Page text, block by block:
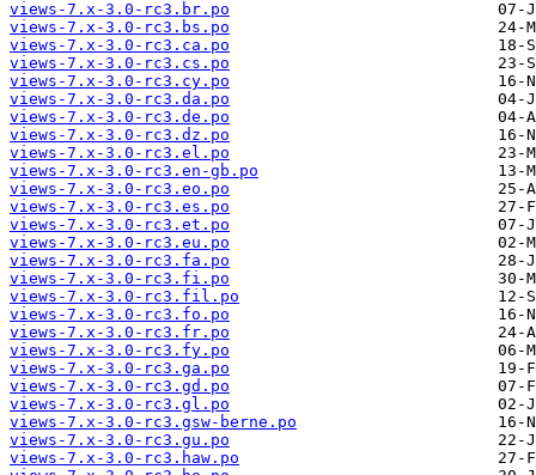
views-7.x-3.0-rc3.br.po
views-7.x-3.0-rc3.bs.po
views-7.x-3.0-rc3.ca.po
views-7.x-3.0-rc3.cs.po
views-7.x-3.0-rc3.cy.po
views-7.x-3.0-rc3.da.po
views-7.x-3.0-rc3.de.po
views-7.x-3.0-rc3.dz.po
views-7.x-3.0-rc3.el.po
views-7.x-3.0-rc3.en-gb.po
views-7.x-3.0-rc3.eo.po
views-7.x-3.0-rc3.es.po
views-7.x-3.0-rc3.et.po
views-7.x-3.0-rc3.eu.po
views-7.x-3.0-rc3.fa.po
views-7.x-3.0-rc3.fi.po
views-7.x-3.0-rc3.fil.po
views-7.x-3.0-rc3.fo.po
views-7.x-3.0-rc3.fr.po
views-7.x-3.0-rc3.fy.po
views-7.x-3.0-rc3.ga.po
views-7.x-3.0-rc3.gd.po
views-7.x-3.0-rc3.gl.po
views-7.x-3.0-rc3.gsw-berne.po
views-7.x-3.0-rc3.gu.po
views-7.x-3.0-rc3.haw.po